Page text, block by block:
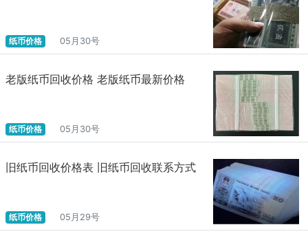
纸币价格 05月30号
老版纸币回收价格 老版纸币最新价格
纸币价格 05月30号
旧纸币回收价格表 旧纸币回收联系方式
纸币价格 05月29号